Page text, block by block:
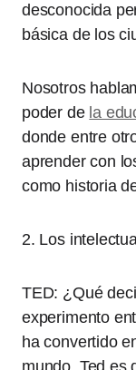
desconocida
básica de los
Nosotros
poder de la
donde entre
aprender con
como historia
2. Los
TED: ¿Qué
experimento
ha convertido
mundo. Ted es